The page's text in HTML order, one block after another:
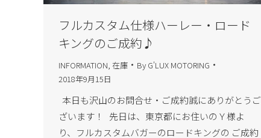
フルカスタム仕様ハーレー・ロード
キングのご成約♪
INFORMATION 在庫 By G'LUX MOTORING
2018年9月15日
本日も沢山のお問合せ・ご成約誠にありがとうご
ざいます！ 先日は、東京都にお住いのＹ様よ
り、フルカスタムバガーのロードキングの ご成約